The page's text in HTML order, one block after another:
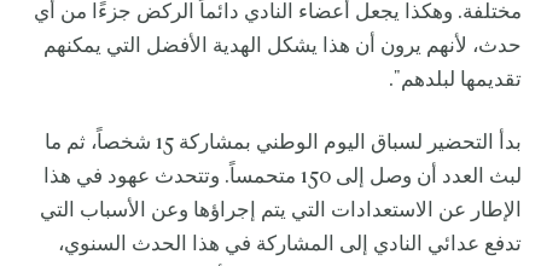
مختلفة. وهكذا يجعل أعضاء النادي دائماً الركض جزءًا من أي
حدث، لأنهم يرون أن هذا يشكل الهدية الأفضل التي يمكنهم
تقديمها لبلدهم".
بدأ التحضير لسباق اليوم الوطني بمشاركة 15 شخصاً، ثم ما
لبث العدد أن وصل إلى 150 متحمساً. وتتحدث عهود في هذا
الإطار عن الاستعدادات التي يتم إجراؤها وعن الأسباب التي
تدفع عدائي النادي إلى المشاركة في هذا الحدث السنوي،